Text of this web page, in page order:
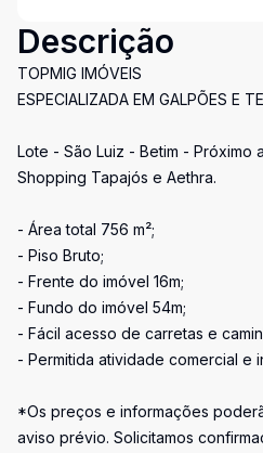
Descrição
TOPMIG IMÓVEIS
ESPECIALIZADA EM GALPÕES E
Lote - São Luiz - Betim - Próximo
Shopping Tapajós e Aethra.
- Área total 756 m²;
- Piso Bruto;
- Frente do imóvel 16m;
- Fundo do imóvel 54m;
- Fácil acesso de carretas e
- Permitida atividade comercial e
*Os preços e informações
aviso prévio. Solicitamos